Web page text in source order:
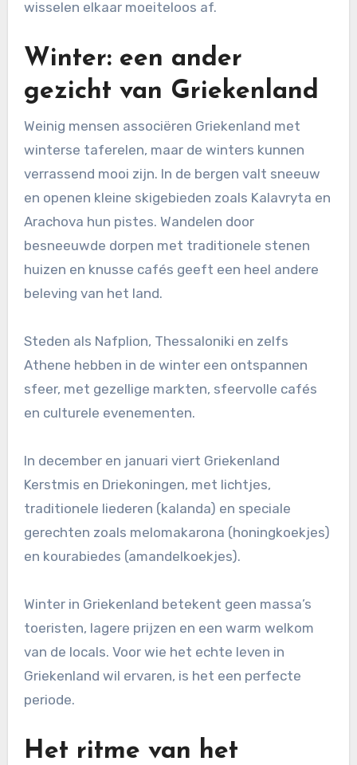
wisselen elkaar moeiteloos af.
Winter: een ander
gezicht van Griekenland
Weinig mensen associëren Griekenland met
winterse taferelen, maar de winters kunnen
verrassend mooi zijn. In de bergen valt sneeuw
en openen kleine skigebieden zoals Kalavryta en
Arachova hun pistes. Wandelen door
besneeuwde dorpen met traditionele stenen
huizen en knusse cafés geeft een heel andere
beleving van het land.
Steden als Nafplion, Thessaloniki en zelfs
Athene hebben in de winter een ontspannen
sfeer, met gezellige markten, sfeervolle cafés
en culturele evenementen.
In december en januari viert Griekenland
Kerstmis en Driekoningen, met lichtjes,
traditionele liederen (kalanda) en speciale
gerechten zoals melomakarona (honingkoekjes)
en kourabiedes (amandelkoekjes).
Winter in Griekenland betekent geen massa’s
toeristen, lagere prijzen en een warm welkom
van de locals. Voor wie het echte leven in
Griekenland wil ervaren, is het een perfecte
periode.
Het ritme van het